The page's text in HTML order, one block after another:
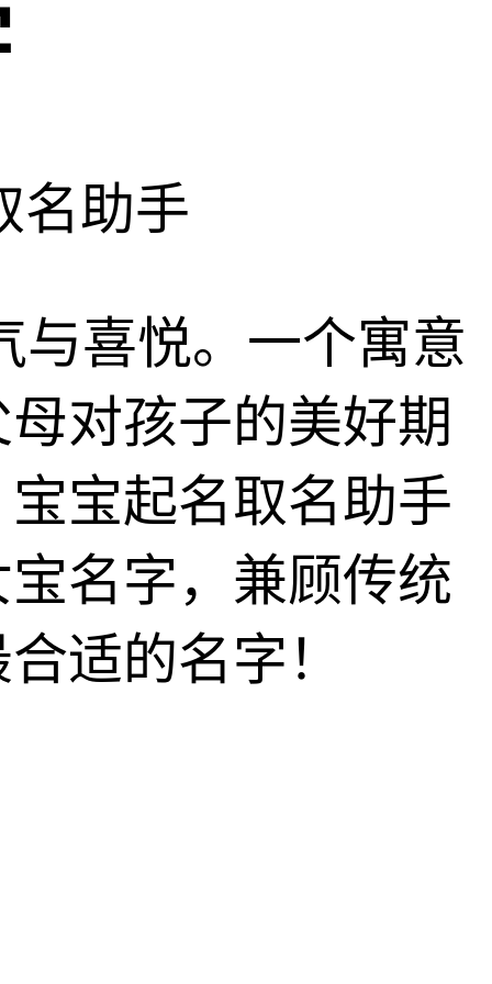
名助手
与喜悦。一个寓意
对孩子的美好期
宝起名取名助手
名字，兼顾传统
适的名字！